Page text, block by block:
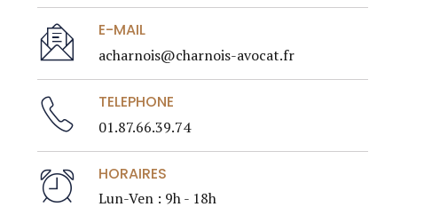
E-MAIL
acharnois@charnois-avocat.fr
TELEPHONE
01.87.66.39.74
HORAIRES
Lun-Ven : 9h - 18h